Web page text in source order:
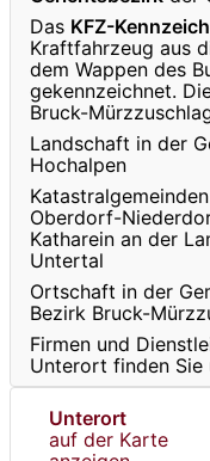
Das KFZ-
Kraftfahrzeug aus
dem Wappen des
gekennzeichnet.
Bruck-
Landschaft in der
Hochalpen
Oberdorf-
Katharein an der
Untertal
Ortschaft in der
Bezirk Bruck-
Firmen und
Unterort finden Sie
Unterort
auf der Karte